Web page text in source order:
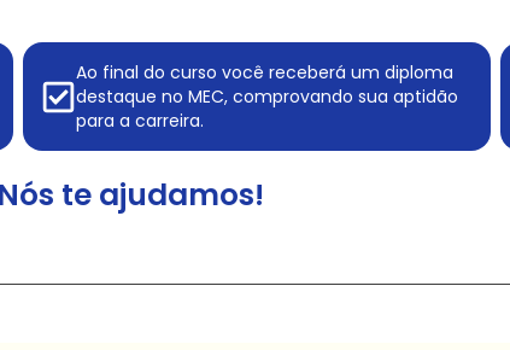
Ao final do curso você receberá um diploma
destaque no MEC, comprovando sua aptidão
para a carreira.
te ajudamos!